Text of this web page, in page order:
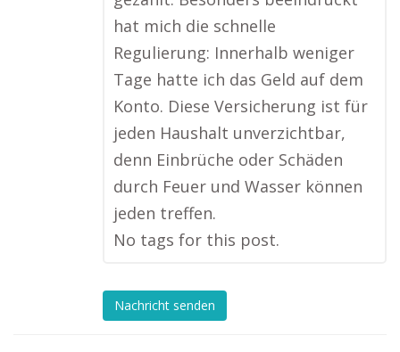
hat mich die schnelle
Regulierung: Innerhalb weniger
Tage hatte ich das Geld auf dem
Konto. Diese Versicherung ist für
jeden Haushalt unverzichtbar,
denn Einbrüche oder Schäden
durch Feuer und Wasser können
jeden treffen.
No tags for this post.
Nachricht senden